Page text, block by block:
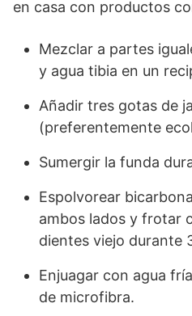
en casa con productos
Mezclar a partes
y agua tibia en un
Añadir tres gotas de
(preferentemente
Sumergir la funda
Espolvorear
ambos lados y frotar
dientes viejo durante
Enjuagar con agua
de microfibra.